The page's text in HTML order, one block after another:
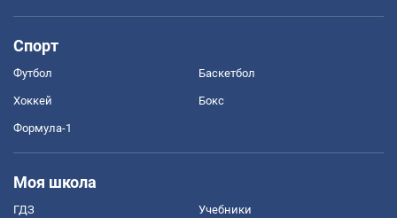
Спорт
Футбол Баскетбол
Хоккей Бокс
Формула-1
Моя школа
ГДЗ Учебники